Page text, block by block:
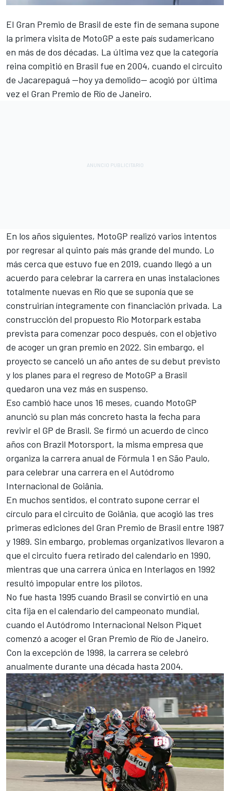
El Gran Premio de Brasil de este fin de semana supone
la primera visita de MotoGP a este país sudamericano
en más de dos décadas. La última vez que la categoría
reina compitió en Brasil fue en 2004, cuando el circuito
de Jacarepaguá —hoy ya demolido— acogió por última
vez el Gran Premio de Río de Janeiro.
En los años siguientes, MotoGP realizó varios intentos
por regresar al quinto país más grande del mundo. Lo
más cerca que estuvo fue en 2019, cuando llegó a un
acuerdo para celebrar la carrera en unas instalaciones
totalmente nuevas en Río que se suponía que se
construirían íntegramente con financiación privada. La
construcción del propuesto Rio Motorpark estaba
prevista para comenzar poco después, con el objetivo
de acoger un gran premio en 2022. Sin embargo, el
proyecto se canceló un año antes de su debut previsto
y los planes para el regreso de MotoGP a Brasil
quedaron una vez más en suspenso.
Eso cambió hace unos 16 meses, cuando MotoGP
anunció su plan más concreto hasta la fecha para
revivir el GP de Brasil. Se firmó un acuerdo de cinco
años con Brazil Motorsport, la misma empresa que
organiza la carrera anual de Fórmula 1 en São Paulo,
para celebrar una carrera en el Autódromo
Internacional de Goiânia.
En muchos sentidos, el contrato supone cerrar el
círculo para el circuito de Goiânia, que acogió las tres
primeras ediciones del Gran Premio de Brasil entre 1987
y 1989. Sin embargo, problemas organizativos llevaron a
que el circuito fuera retirado del calendario en 1990,
mientras que una carrera única en Interlagos en 1992
resultó impopular entre los pilotos.
No fue hasta 1995 cuando Brasil se convirtió en una
cita fija en el calendario del campeonato mundial,
cuando el Autódromo Internacional Nelson Piquet
comenzó a acoger el Gran Premio de Río de Janeiro.
Con la excepción de 1998, la carrera se celebró
anualmente durante una década hasta 2004.